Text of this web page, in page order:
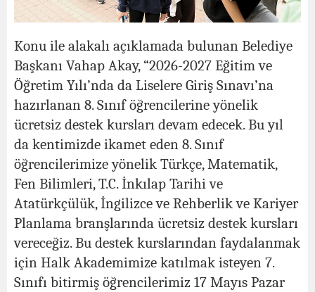
Konu ile alakalı açıklamada bulunan Belediye
Başkanı Vahap Akay, “2026-2027 Eğitim ve
Öğretim Yılı’nda da Liselere Giriş Sınavı’na
hazırlanan 8. Sınıf öğrencilerine yönelik
ücretsiz destek kursları devam edecek. Bu yıl
da kentimizde ikamet eden 8. Sınıf
öğrencilerimize yönelik Türkçe, Matematik,
Fen Bilimleri, T.C. İnkılap Tarihi ve
Atatürkçülük, İngilizce ve Rehberlik ve Kariyer
Planlama branşlarında ücretsiz destek kursları
vereceğiz. Bu destek kurslarından faydalanmak
için Halk Akademimize katılmak isteyen 7.
Sınıfı bitirmiş öğrencilerimiz 17 Mayıs Pazar